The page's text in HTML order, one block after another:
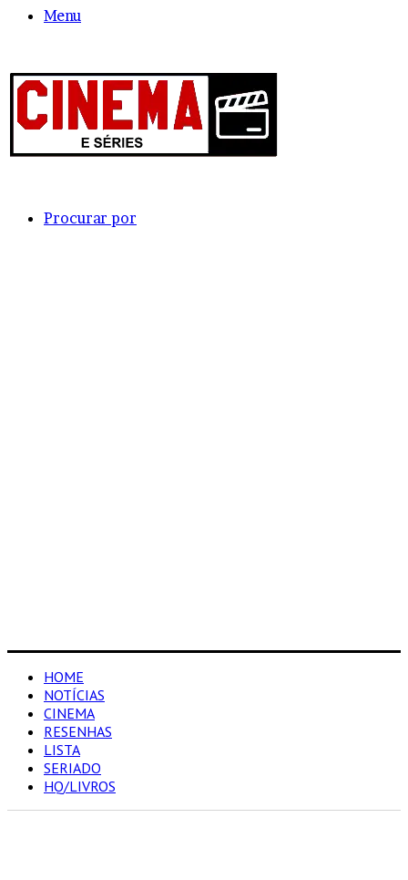
Menu
Procurar por
HOME
NOTÍCIAS
CINEMA
RESENHAS
LISTA
SERIADO
HQ/LIVROS